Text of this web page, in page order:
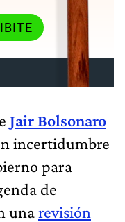
Jair Bolsonaro
incertidumbre
para
de
unarevisión